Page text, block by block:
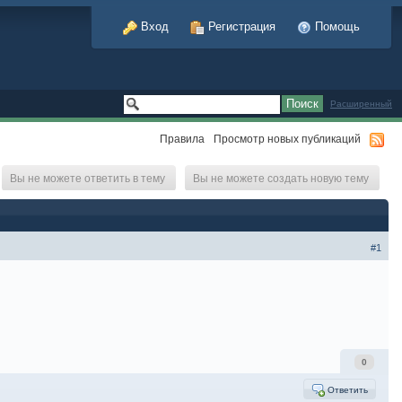
Вход Регистрация Помощь
Расширенный
Правила Просмотр новых публикаций
Вы не можете создать новую тему
Вы не можете ответить в тему
#1
0
Ответить